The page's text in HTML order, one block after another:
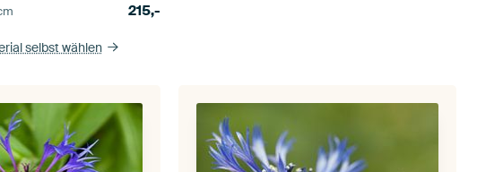
215,-
selbst wählen